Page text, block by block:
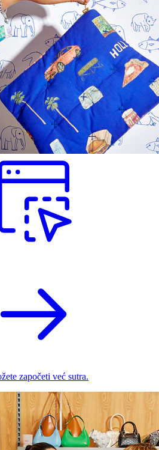
započeti već sutra.